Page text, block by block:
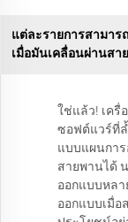
แต่ละรายการสามาร
เมื่อมันเคลื่อนผ่านสา
ใช่แล้ว! เครื่
ซอฟต์แวร์ที่
แบบแผนกา
สายพานได้
ออกแบบหลา
ออกแบบเมื่อ